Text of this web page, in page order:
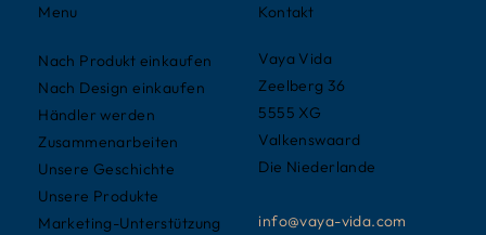
Kontakt
Vaya Vida
Zeelberg 36
5555 XG
Valkenswaard
Die Niederlande
info@vaya-vida.com
Menu
Nach Produkt einkaufen
Nach Design einkaufen
Händler werden
Zusammenarbeiten
Unsere Geschichte
Unsere Produkte
Marketing-Unterstützung